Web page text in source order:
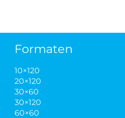
Formaten
10×120
20×120
30×60
30×120
60×60